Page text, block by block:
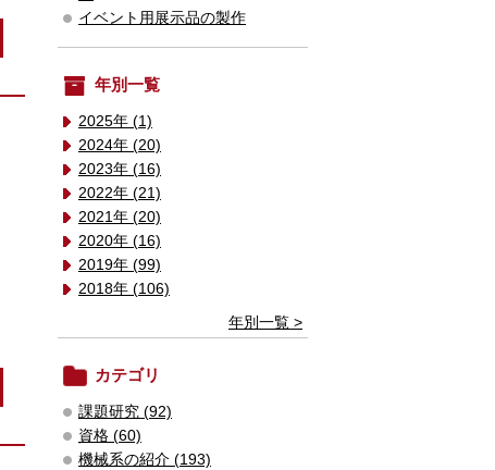
イベント用展示品の製作
年別一覧
2025年 (1)
2024年 (20)
2023年 (16)
2022年 (21)
2021年 (20)
2020年 (16)
2019年 (99)
2018年 (106)
年別一覧 >
カテゴリ
課題研究 (92)
資格 (60)
機械系の紹介 (193)